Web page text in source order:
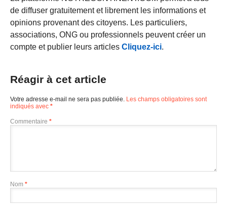
de diffuser gratuitement et librement les informations et
opinions provenant des citoyens. Les particuliers,
associations, ONG ou professionnels peuvent créer un
compte et publier leurs articles Cliquez-ici.
Réagir à cet article
Votre adresse e-mail ne sera pas publiée. Les champs obligatoires sont
indiqués avec *
Commentaire *
Nom *